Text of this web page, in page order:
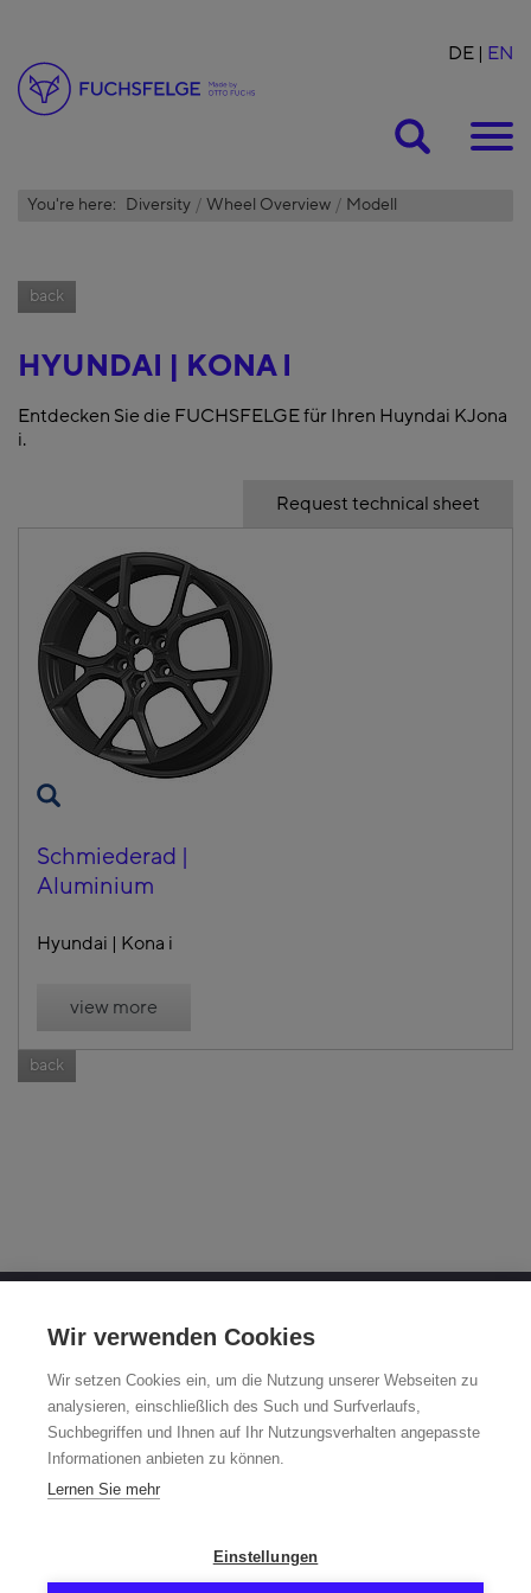
DE EN
You're here: Diversity Wheel Overview Modell
back
HYUNDAI | KONA I
Entdecken Sie die FUCHSFELGE für Ihren Huyndai KJona
i.
Request technical sheet
Schmiederad |
Aluminium
Hyundai | Kona i
view more
back
Derschlager Straße 26
58540 Meinerzhagen, Germany
Fuchsfelge-Hotline +49 2354 73-317
Mo - Fr 8:00 - 12:00 a.m. and 1:00 - 3:00 p.m. (CET)
Wir verwenden Cookies
Wir setzen Cookies ein, um die Nutzung unserer Webseiten zu
analysieren, einschließlich des Such und Surfverlaufs,
Suchbegriffen und Ihnen auf Ihr Nutzungsverhalten angepasste
Informationen anbieten zu können.
Lernen Sie mehr
Einstellungen